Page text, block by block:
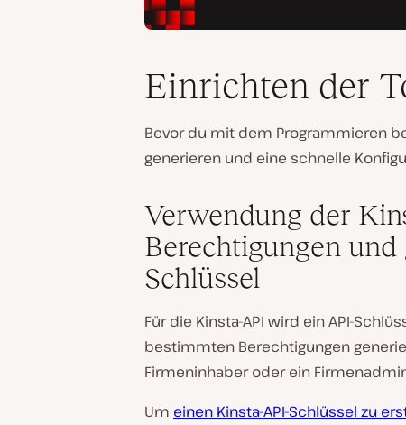
Einrichten der
Bevor du mit dem Programmieren
generieren und eine schnelle
Verwendung der
Berechtigungen
Schlüssel
Für die Kinsta-API wird ein API-
bestimmten Berechtigungen
Firmeninhaber oder ein
Um einen Kinsta-API-Schlüssel zu